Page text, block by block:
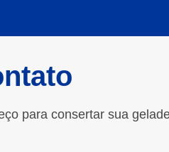
para consertar sua